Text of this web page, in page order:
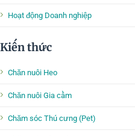
Hoạt động Doanh nghiệp
Kiến thức
Chăn nuôi Heo
Chăn nuôi Gia cầm
Chăm sóc Thú cưng (Pet)